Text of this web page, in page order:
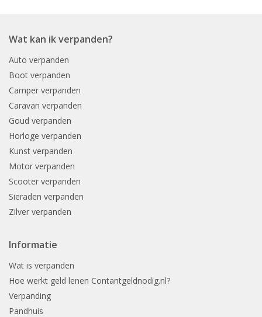
Wat kan ik verpanden?
Auto verpanden
Boot verpanden
Camper verpanden
Caravan verpanden
Goud verpanden
Horloge verpanden
Kunst verpanden
Motor verpanden
Scooter verpanden
Sieraden verpanden
Zilver verpanden
Informatie
Wat is verpanden
Hoe werkt geld lenen Contantgeldnodig.nl?
Verpanding
Pandhuis